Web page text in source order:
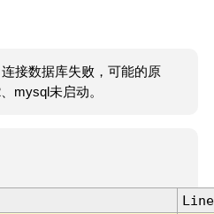
接数据库失败，可能的原
mysql未启动。
Line